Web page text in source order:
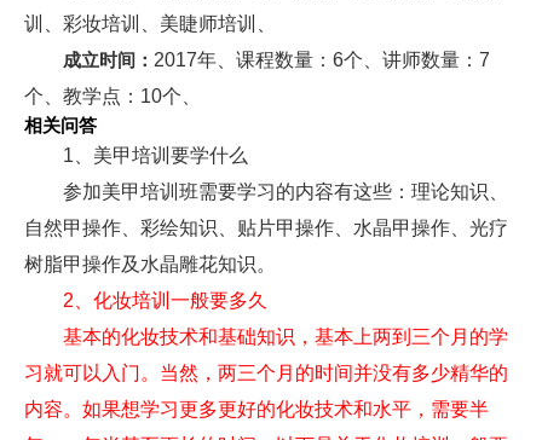
训、彩妆培训、美睫师培训、
成立时间： 2017年、课程数量：6个、讲师数量：7
个、教学点：10个、
相关问答
1、美甲培训要学什么
参加美甲培训班需要学习的内容有这些：理论知识、
自然甲操作、彩绘知识、贴片甲操作、水晶甲操作、光疗
树脂甲操作及水晶雕花知识。
2、化妆培训一般要多久
基本的化妆技术和基础知识，基本上两到三个月的学
习就可以入门。当然，两三个月的时间并没有多少精华的
内容。如果想学习更多更好的化妆技术和水平，需要半